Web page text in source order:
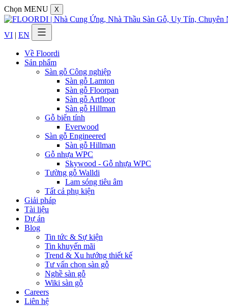
Chọn MENU X
VI | EN
Về Floordi
Sản phẩm
Sàn gỗ Công nghiệp
Sàn gỗ Lamton
Sàn gỗ Floorpan
Sàn gỗ Artfloor
Sàn gỗ Hillman
Gỗ biến tính
Everwood
Sàn gỗ Engineered
Sàn gỗ Hillman
Gỗ nhựa WPC
Skywood - Gỗ nhựa WPC
Tường gỗ Walldi
Lam sóng tiêu âm
Tất cả phụ kiện
Giải pháp
Tài liệu
Dự án
Blog
Tin tức & Sự kiện
Tin khuyến mãi
Trend & Xu hướng thiết kế
Tư vấn chọn sàn gỗ
Nghề sàn gỗ
Wiki sàn gỗ
Careers
Liên hệ